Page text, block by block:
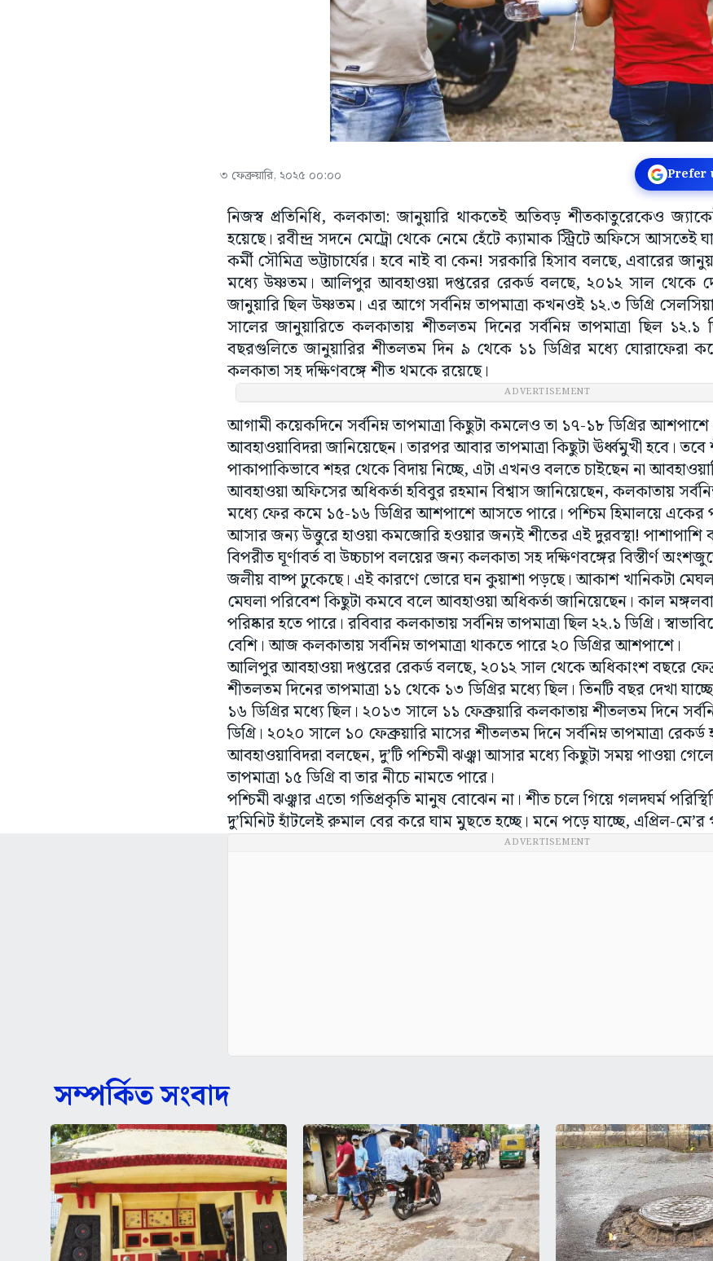
৩ ফেব্রুয়ারি, ২০২৫ ০০:০০ Prefer
নিজস্ব প্রতিনিধি, কলকাতা: জানুয়ারি থাকতেই অতিবড় শীতকাতুরেকেও
হয়েছে। রবীন্দ্র সদনে মেট্রো থেকে নেমে হেঁটে ক্যামাক স্ট্রিটে অফিসে আসতেই
কর্মী সৌমিত্র ভট্টাচার্যের। হবে নাই বা কেন! সরকারি হিসাব বলছে, এবারের
মধ্যে উষ্ণতম। আলিপুর আবহাওয়া দপ্তরের রেকর্ড বলছে, ২০১২ সাল থেকে
জানুয়ারি ছিল উষ্ণতম। এর আগে সর্বনিম্ন তাপমাত্রা কখনওই ১২.৩ ডিগ্রি
সালের জানুয়ারিতে কলকাতায় শীতলতম দিনের সর্বনিম্ন তাপমাত্রা ছিল ১২.১
বছরগুলিতে জানুয়ারির শীতলতম দিন ৯ থেকে ১১ ডিগ্রির মধ্যে ঘোরাফেরা
কলকাতা সহ দক্ষিণবঙ্গে শীত থমকে রয়েছে।
ADVERTISEMENT
আগামী কয়েকদিনে সর্বনিম্ন তাপমাত্রা কিছুটা কমলেও তা ১৭-১৮ ডিগ্রির
আবহাওয়াবিদরা জানিয়েছেন। তারপর আবার তাপমাত্রা কিছুটা ঊর্ধ্বমুখী হবে।
পাকাপাকিভাবে শহর থেকে বিদায় নিচ্ছে, এটা এখনও বলতে চাইছেন না
আবহাওয়া অফিসের অধিকর্তা হবিবুর রহমান বিশ্বাস জানিয়েছেন, কলকাতায়
মধ্যে ফের কমে ১৫-১৬ ডিগ্রির আশপাশে আসতে পারে। পশ্চিম হিমালয়ে একের
আসার জন্য উত্তুরে হাওয়া কমজোরি হওয়ার জন্যই শীতের এই দুরবস্থা! পাশাপাশি
বিপরীত ঘূর্ণাবর্ত বা উচ্চচাপ বলয়ের জন্য কলকাতা সহ দক্ষিণবঙ্গের বিস্তীর্ণ
জলীয় বাষ্প ঢুকেছে। এই কারণে ভোরে ঘন কুয়াশা পড়ছে। আকাশ খানিকটা
মেঘলা পরিবেশ কিছুটা কমবে বলে আবহাওয়া অধিকর্তা জানিয়েছেন। কাল
পরিষ্কার হতে পারে। রবিবার কলকাতায় সর্বনিম্ন তাপমাত্রা ছিল ২২.১ ডিগ্রি।
বেশি। আজ কলকাতায় সর্বনিম্ন তাপমাত্রা থাকতে পারে ২০ ডিগ্রির আশপাশে।
আলিপুর আবহাওয়া দপ্তরের রেকর্ড বলছে, ২০১২ সাল থেকে অধিকাংশ বছরে
শীতলতম দিনের তাপমাত্রা ১১ থেকে ১৩ ডিগ্রির মধ্যে ছিল। তিনটি বছর দেখা
১৬ ডিগ্রির মধ্যে ছিল। ২০১৩ সালে ১১ ফেব্রুয়ারি কলকাতায় শীতলতম দিনে
ডিগ্রি। ২০২০ সালে ১০ ফেব্রুয়ারি মাসের শীতলতম দিনে সর্বনিম্ন তাপমাত্রা রেকর্ড
আবহাওয়াবিদরা বলছেন, দু’টি পশ্চিমী ঝঞ্ঝা আসার মধ্যে কিছুটা সময় পাওয়া
তাপমাত্রা ১৫ ডিগ্রি বা তার নীচে নামতে পারে।
পশ্চিমী ঝঞ্ঝার এতো গতিপ্রকৃতি মানুষ বোঝেন না। শীত চলে গিয়ে গলদঘর্ম
দু’মিনিট হাঁটলেই রুমাল বের করে ঘাম মুছতে হচ্ছে। মনে পড়ে যাচ্ছে, এপ্রিল-মে’র
ADVERTISEMENT
সম্পর্কিত সংবাদ